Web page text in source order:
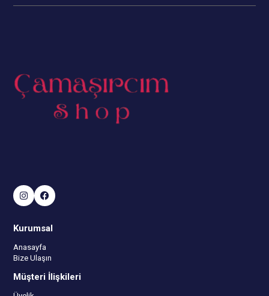
Kurumsal
Anasayfa
Bize Ulaşın
Müşteri İlişkileri